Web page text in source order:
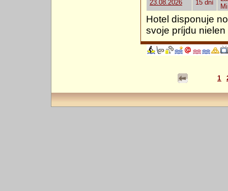
23.08.2026
15 dní
Hotel disponuje
svoje príjdu
1